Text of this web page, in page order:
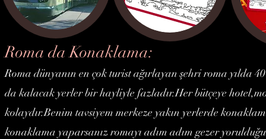
Roma da Konaklama:
Roma dünyanın en çok turist ağırlayan şehri roma yılda
da kalacak yerler bir hayliyle fazladır.Her bütçeye
kolaydır.Benim tavsiyem merkeze yakın yerlerde
konaklama yaparsanız romayı adım adım gezer